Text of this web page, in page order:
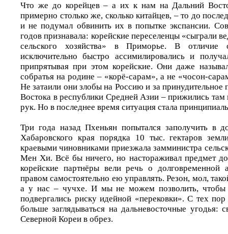
Что же до корейцев – а их к нам на Дальний
примерно столько же, сколько китайцев, – то до
и не подумал обвинить их в попытке экспансии.
годов признавала: корейские переселенцы «сыграли
сельского хозяйства» в Приморье. В отличие
исключительно быстро ассимилировались и
припрятывая при этом корейские. Они даже
собратья на родине – «корё-сарам», а не «чосон-
Не затаили они злобы на Россию и за принудительное
Востока в республики Средней Азии – прижились там
рук. Но в последнее время ситуация стала
Три года назад Пхеньян попытался заполучить в
Хабаровского края порядка 10 тыс. гектаров
краевыми чиновниками приезжала замминистра
Мен Хи. Всё бы ничего, но настораживал предмет
корейские партнёры вели речь о
правом самостоятельно ею управлять. Резон, мол,
а у нас – чучхе. И мы не можем позволить, чтобы
подвергались риску идейной «перековки». С тех
больше заглядываться на дальневосточные угодья:
Северной Кореи в обрез.